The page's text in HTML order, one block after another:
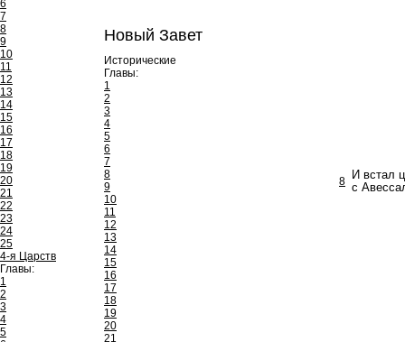
6
7
8
9
10
11
12
13
14
15
16
17
18
19
20
21
22
23
24
25
4-я Царств
Главы:
1
2
3
4
5
Новый Завет
Исторические
Главы:
1
2
3
4
5
6
7
8
9
10
11
12
13
14
15
16
17
18
19
20
21
8
И встал
с